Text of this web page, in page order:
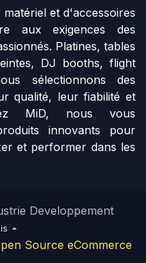
et d'accessoires
aux exigences des
Platines, tables
DJ booths, flight
sélectionnons des
qualité, leur fiabilité et
MiD, nous vous
innovants pour
et performer dans les
Developpement
Source eCommerce